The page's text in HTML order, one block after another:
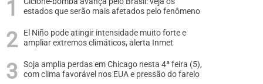
estados que serão mais afetados pelo fenômeno
El Niño pode atingir intensidade muito forte e
ampliar extremos climáticos, alerta Inmet
Soja amplia perdas em Chicago nesta 4ª feira (5),
com clima favorável nos EUA e pressão do farelo